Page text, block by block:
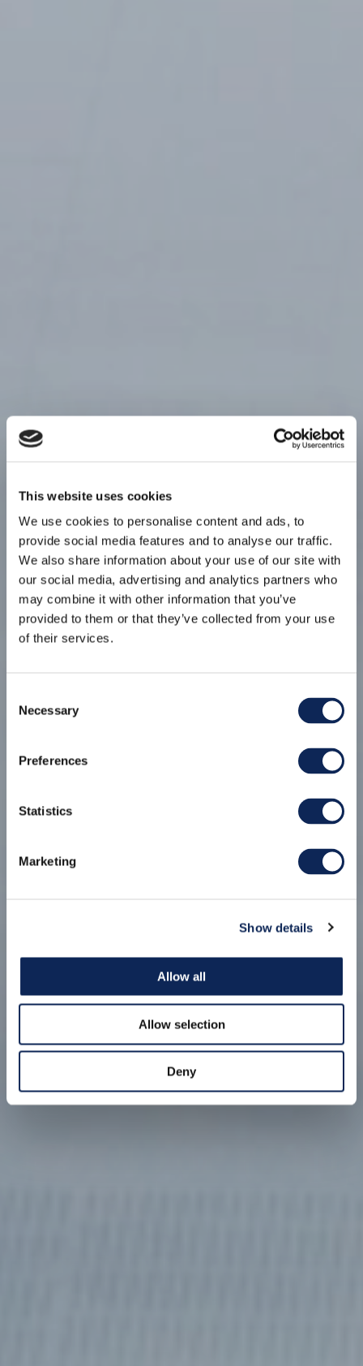
This website uses cookies
We use cookies to personalise content and ads, to
provide social media features and to analyse our traffic.
We also share information about your use of our site with
our social media, advertising and analytics partners who
may combine it with other information that you’ve
provided to them or that they’ve collected from your use
of their services.
Selection
Necessary
Preferences
Statistics
Marketing
Show details
Allow all
Allow selection
Deny